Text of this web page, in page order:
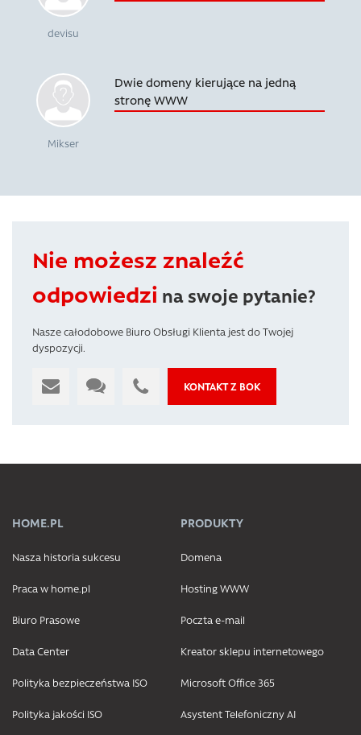
devisu
Mikser
Dwie domeny kierujące na jedną
stronę WWW
Nie możesz znaleźć
odpowiedzi na swoje pytanie?
Nasze całodobowe Biuro Obsługi Klienta jest do Twojej
dyspozycji.
KONTAKT Z BOK
HOME.PL
Nasza historia sukcesu
Praca w home.pl
Biuro Prasowe
Data Center
Polityka bezpieczeństwa ISO
Polityka jakości ISO
PRODUKTY
Domena
Hosting WWW
Poczta e-mail
Kreator sklepu internetowego
Microsoft Office 365
Asystent Telefoniczny AI